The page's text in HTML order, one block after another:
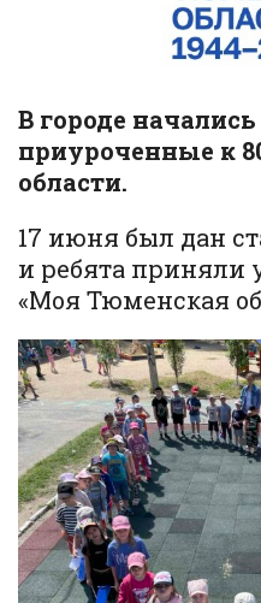
В городе
приуроченные к
области.
17 июня был дан
и ребята приняли
«Моя Тюменская